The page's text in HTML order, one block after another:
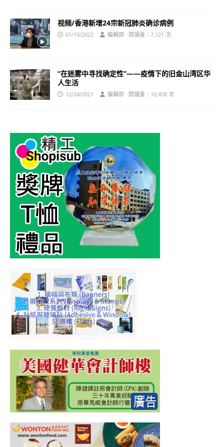
视频/香港新增24宗新冠肺炎确诊病例
01/10/2022 編輯部 · 閱讀量：7,121 次
“在迷雾中寻找确定性”——疫情下的旧金山湾区华
人生活
12/24/2021 編輯部 · 閱讀量：10,458 次